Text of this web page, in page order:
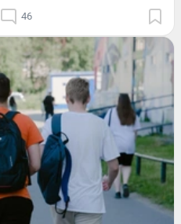
46